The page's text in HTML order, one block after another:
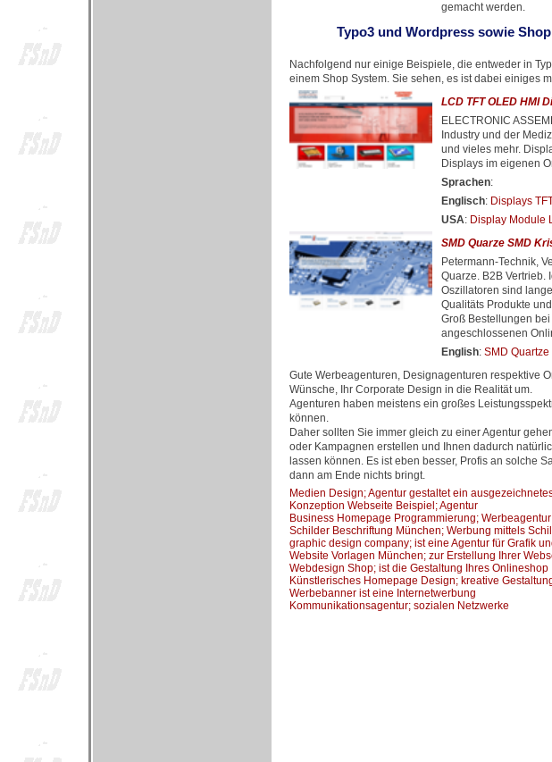
gemacht werden.
Typo3 und Wordpress sowie
Nachfolgend nur einige Beispiele, die entweder in
einem Shop System. Sie sehen, es ist dabei einiges
LCD TFT OLED HMI
ELECTRONIC
Industry und der
und vieles mehr.
Displays im eigenen
Sprachen:
Englisch: Displays
USA: Display Module
SMD Quarze SMD
Petermann-Technik,
Quarze. B2B Vertrieb.
Oszillatoren sind
Qualitäts Produkte
Groß Bestellungen
angeschlossenen
English: SMD
Gute Werbeagenturen, Designagenturen respektive
Wünsche, Ihr Corporate Design in die Realität um.
Agenturen haben meistens ein großes
können.
Daher sollten Sie immer gleich zu einer Agentur
oder Kampagnen erstellen und Ihnen dadurch
lassen können. Es ist eben besser, Profis an solche
dann am Ende nichts bringt.
Medien Design; Agentur gestaltet ein
Konzeption Webseite Beispiel; Agentur
Business Homepage Programmierung; Werbeagentur
Schilder Beschriftung München; Werbung mittels
graphic design company; ist eine Agentur für Grafik
Website Vorlagen München; zur Erstellung Ihrer
Webdesign Shop; ist die Gestaltung Ihres Onlineshop
Künstlerisches Homepage Design; kreative
Werbebanner ist eine Internetwerbung
Kommunikationsagentur; sozialen Netzwerke